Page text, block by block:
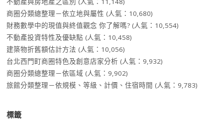
商圈分類總整理－依立地與屬性 (人氣：10,680)
財務數學中的現值與終值觀念 你了解嗎? (人氣：10,554)
不動產投資特性及優缺點 (人氣：10,458)
建築物折舊額估計方法 (人氣：10,056)
台北西門町商圈特色及創意店家分析 (人氣：9,932)
商圈分類總整理－依區域 (人氣：9,902)
旅館分類整理－依規模、等級、計價、住宿時間 (人氣：9,783)
標籤